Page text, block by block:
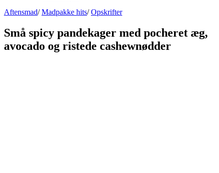
Aftensmad/ Madpakke hits/ Opskrifter
Små spicy pandekager med pocheret æg,
avocado og ristede cashewnødder